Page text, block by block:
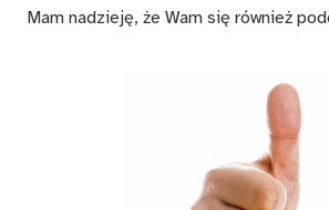
Mam nadzieję, że Wam się również